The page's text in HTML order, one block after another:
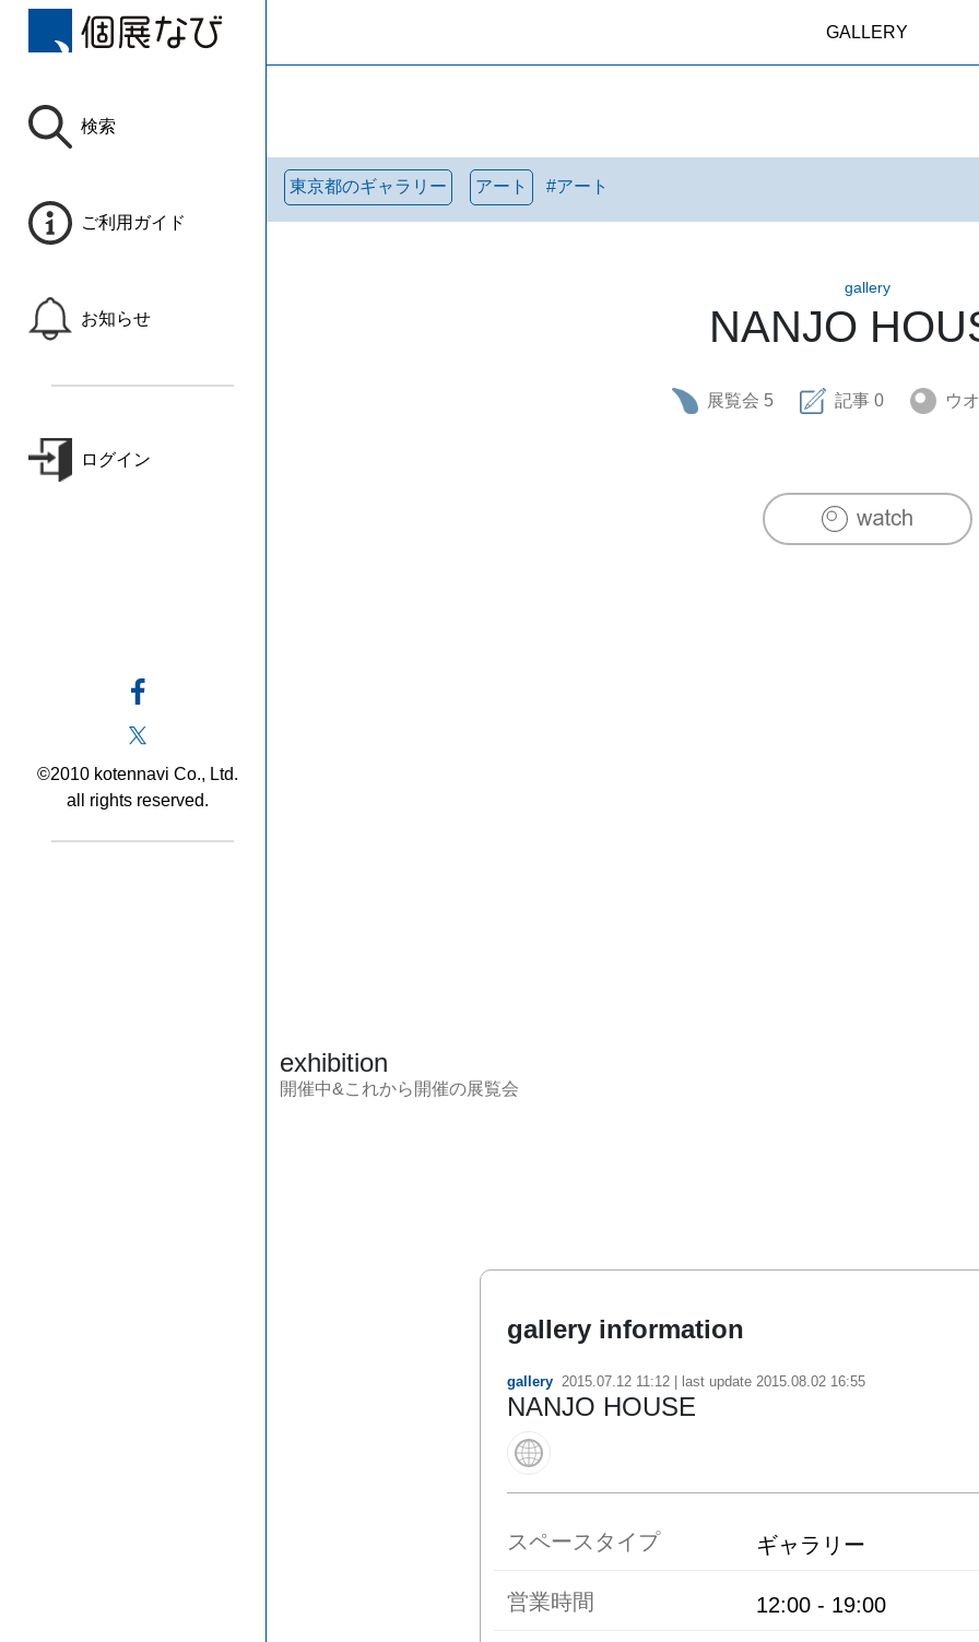
検索
ご利用ガイド
お知らせ
ログイン
©2010 kotennavi Co., Ltd.
all rights reserved.
GALLERY
東京都のギャラリー アート #アート
gallery
NANJO
展覧会 5 記事 0 ウ
exhibition
開催中&これから開催の展覧会
gallery information
gallery 2015.07.12 11:12 | last update 2015.08.02 16:55
NANJO HOUSE
スペースタイプ ギャラリー
営業時間 12:00 - 19:00